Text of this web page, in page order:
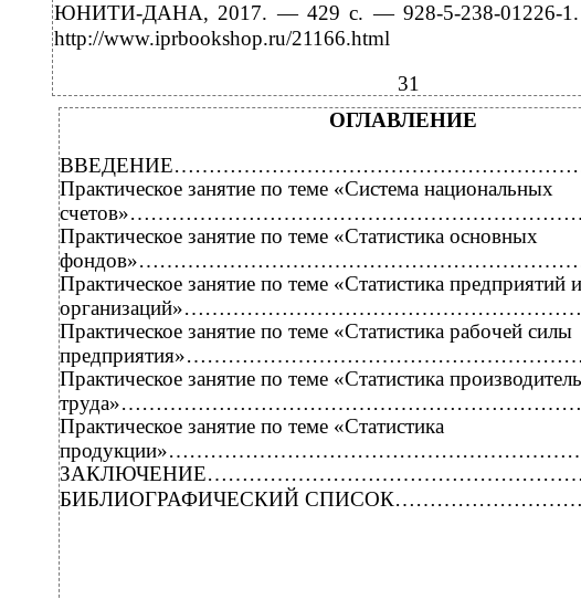
ЮНИТИ-ДАНА, 2017. — 429 c. — 928-5-238-01226-1.
http://www.iprbookshop.ru/21166.html
31
ОГЛАВЛЕНИЕ
Практическое занятие по теме «Система национальных
Практическое занятие по теме «Статистика основных
Практическое занятие по теме «Статистика предприятий и
Практическое занятие по теме «Статистика рабочей силы
Практическое занятие по теме «Статистика
Практическое занятие по теме «Статистика
БИБЛИОГРАФИЧЕСКИЙ